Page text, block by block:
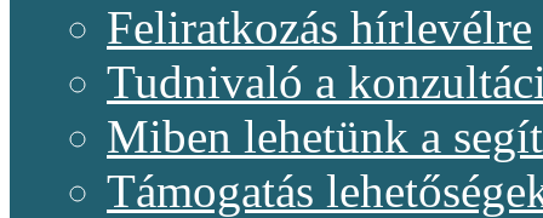
Feliratkozás hírlevélre
Tudnivaló a
Miben lehetünk a
Támogatás